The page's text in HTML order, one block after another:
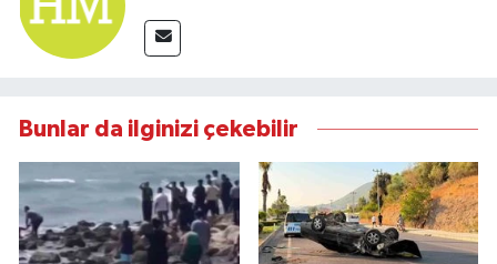
Bunlar da ilginizi çekebilir